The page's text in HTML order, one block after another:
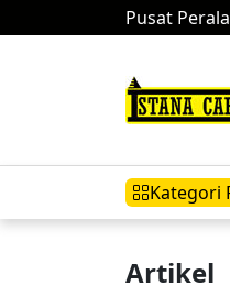
Pusat
Kategori
Artikel